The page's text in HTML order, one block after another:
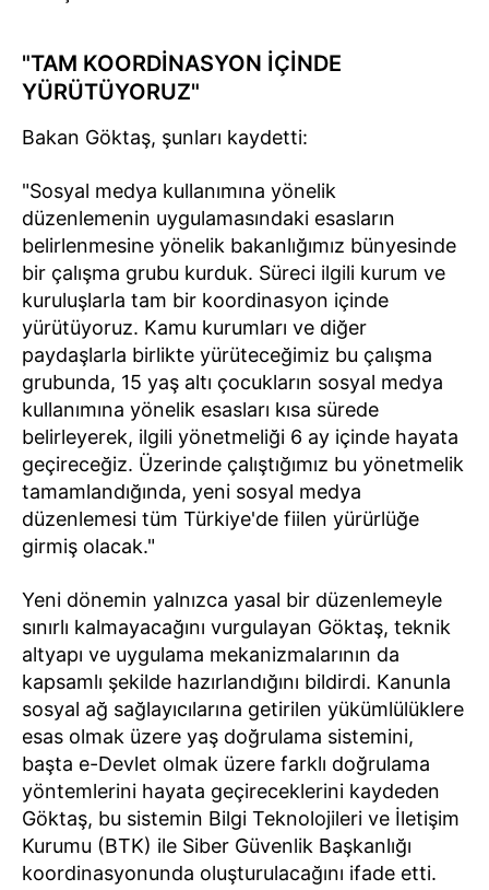
"TAM KOORDİNASYON İÇİNDE
YÜRÜTÜYORUZ"
Bakan Göktaş, şunları kaydetti:
"Sosyal medya kullanımına yönelik
düzenlemenin uygulamasındaki esasların
belirlenmesine yönelik bakanlığımız bünyesinde
bir çalışma grubu kurduk. Süreci ilgili kurum ve
kuruluşlarla tam bir koordinasyon içinde
yürütüyoruz. Kamu kurumları ve diğer
paydaşlarla birlikte yürüteceğimiz bu çalışma
grubunda, 15 yaş altı çocukların sosyal medya
kullanımına yönelik esasları kısa sürede
belirleyerek, ilgili yönetmeliği 6 ay içinde hayata
geçireceğiz. Üzerinde çalıştığımız bu yönetmelik
tamamlandığında, yeni sosyal medya
düzenlemesi tüm Türkiye'de fiilen yürürlüğe
girmiş olacak."
Yeni dönemin yalnızca yasal bir düzenlemeyle
sınırlı kalmayacağını vurgulayan Göktaş, teknik
altyapı ve uygulama mekanizmalarının da
kapsamlı şekilde hazırlandığını bildirdi. Kanunla
sosyal ağ sağlayıcılarına getirilen yükümlülüklere
esas olmak üzere yaş doğrulama sistemini,
başta e-Devlet olmak üzere farklı doğrulama
yöntemlerini hayata geçireceklerini kaydeden
Göktaş, bu sistemin Bilgi Teknolojileri ve İletişim
Kurumu (BTK) ile Siber Güvenlik Başkanlığı
koordinasyonunda oluşturulacağını ifade etti.